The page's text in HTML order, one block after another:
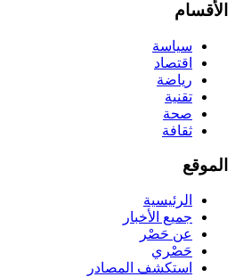
الأقسام
سياسة
اقتصاد
رياضة
تقنية
صحة
ثقافة
الموقع
الرئيسية
جميع الأخبار
عن حَصْر
حَصْري
استكشف المصادر